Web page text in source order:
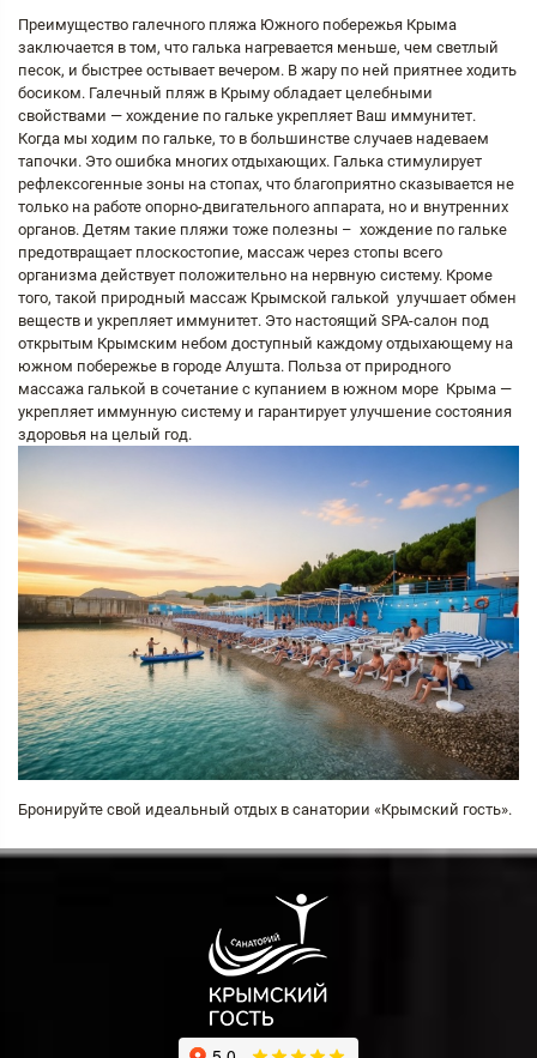
Преимущество галечного пляжа Южного побережья Крыма
заключается в том, что галька нагревается меньше, чем светлый
песок, и быстрее остывает вечером. В жару по ней приятнее ходить
босиком. Галечный пляж в Крыму обладает целебными
свойствами — хождение по гальке укрепляет Ваш иммунитет.
Когда мы ходим по гальке, то в большинстве случаев надеваем
тапочки. Это ошибка многих отдыхающих. Галька стимулирует
рефлексогенные зоны на стопах, что благоприятно сказывается не
только на работе опорно-двигательного аппарата, но и внутренних
органов. Детям такие пляжи тоже полезны – хождение по гальке
предотвращает плоскостопие, массаж через стопы всего
организма действует положительно на нервную систему. Кроме
того, такой природный массаж Крымской галькой улучшает обмен
веществ и укрепляет иммунитет. Это настоящий SPA-салон под
открытым Крымским небом доступный каждому отдыхающему на
южном побережье в городе Алушта. Польза от природного
массажа галькой в сочетание с купанием в южном море Крыма —
укрепляет иммунную систему и гарантирует улучшение состояния
здоровья на целый год.
Бронируйте свой идеальный отдых в санатории «Крымский гость».